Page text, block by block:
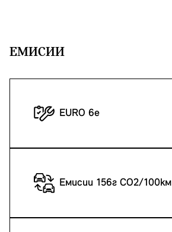
EМИСИИ
EURO 6e
Емисии 156г CO2/100км